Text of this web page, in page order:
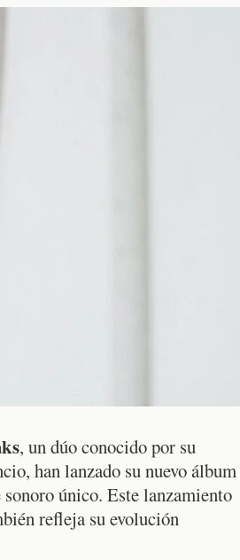
, un dúo conocido por su
han lanzado su nuevo álbum
único. Este lanzamiento
refleja su evolución